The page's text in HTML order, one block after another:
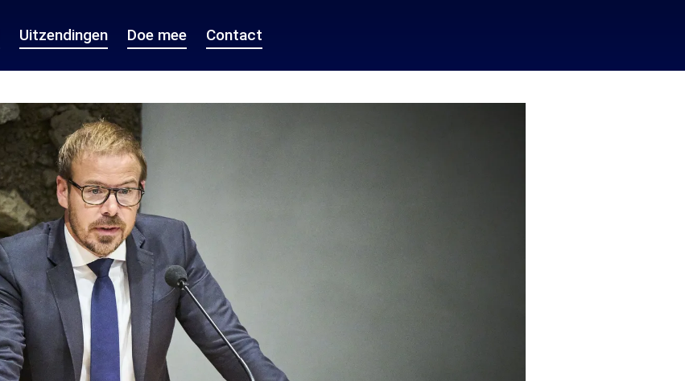
Uitzendingen Doe mee Contact